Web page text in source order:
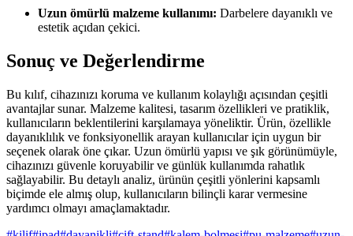
Uzun ömürlü malzeme kullanımı: Darbelere dayanıklı ve
estetik açıdan çekici.
Sonuç ve Değerlendirme
Bu kılıf, cihazınızı koruma ve kullanım kolaylığı açısından çeşitli
avantajlar sunar. Malzeme kalitesi, tasarım özellikleri ve pratiklik,
kullanıcıların beklentilerini karşılamaya yöneliktir. Ürün, özellikle
dayanıklılık ve fonksiyonellik arayan kullanıcılar için uygun bir
seçenek olarak öne çıkar. Uzun ömürlü yapısı ve şık görünümüyle,
cihazınızı güvenle koruyabilir ve günlük kullanımda rahatlık
sağlayabilir. Bu detaylı analiz, ürünün çeşitli yönlerini kapsamlı
biçimde ele almış olup, kullanıcıların bilinçli karar vermesine
yardımcı olmayı amaçlamaktadır.